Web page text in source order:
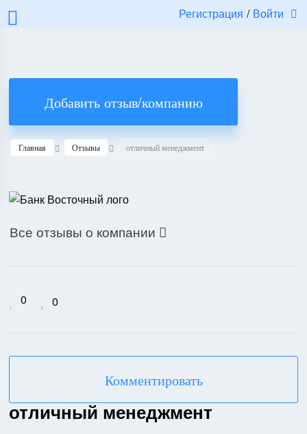
Регистрация / Войти
Добавить отзыв/компанию
Главная Отзывы отличный менеджмент
Все отзывы о компании 
0 0
Комментировать
отличный менеджмент